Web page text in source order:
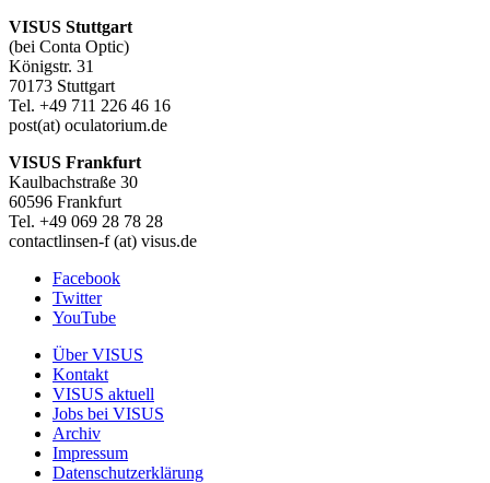
VISUS Stuttgart
(bei Conta Optic)
Königstr. 31
70173 Stuttgart
Tel. +49 711 226 46 16
post(at) oculatorium.de
VISUS Frankfurt
Kaulbachstraße 30
60596 Frankfurt
Tel. +49 069 28 78 28
contactlinsen-f (at) visus.de
Facebook
Twitter
YouTube
Über VISUS
Kontakt
VISUS aktuell
Jobs bei VISUS
Archiv
Impressum
Datenschutzerklärung